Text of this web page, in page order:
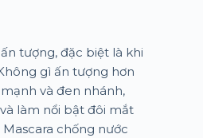
tượng, đặc biệt là khi
gì ấn tượng hơn
và đen nhánh,
làm nổi bật đôi mắt
chống nước